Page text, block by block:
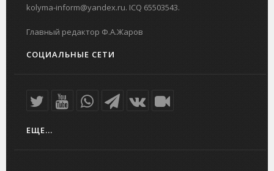
kolyma-inform@yandex.ru. ICQ 65503543.
Главный редактор Ф.А.Жаров
СОЦИАЛЬНЫЕ СЕТИ
ЕЩЕ...